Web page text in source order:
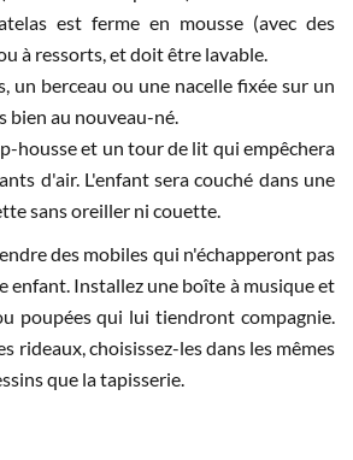
est ferme en mousse (avec des
à ressorts, et doit être lavable.
un berceau ou une nacelle fixée sur un
au nouveau-né.
housse et un tour de lit qui empêchera
d'air. L'enfant sera couché dans une
sans oreiller ni couette.
des mobiles qui n'échapperont pas
enfant. Installez une boîte à musique et
poupées qui lui tiendront compagnie.
rideaux, choisissez-les dans les mêmes
que la tapisserie.